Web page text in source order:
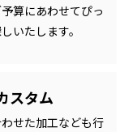
算にあわせてぴっ
いたします。
スタム
せた加工なども行